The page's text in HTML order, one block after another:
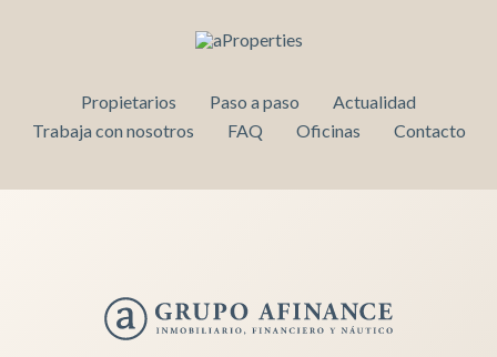
Propietarios Paso a paso
Actualidad
Trabaja con nosotros
FAQ Oficinas Contacto